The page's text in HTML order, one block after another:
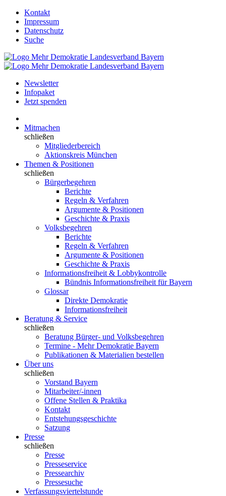
Kontakt
Impressum
Datenschutz
Suche
Newsletter
Infopaket
Jetzt spenden
Mitmachen
schließen
Mitgliederbereich
Aktionskreis München
Themen & Positionen
schließen
Bürgerbegehren
Berichte
Regeln & Verfahren
Argumente & Positionen
Geschichte & Praxis
Volksbegehren
Berichte
Regeln & Verfahren
Argumente & Positionen
Geschichte & Praxis
Informationsfreiheit & Lobbykontrolle
Bündnis Informationsfreiheit für Bayern
Glossar
Direkte Demokratie
Informationsfreiheit
Beratung & Service
schließen
Beratung Bürger- und Volksbegehren
Termine - Mehr Demokratie Bayern
Publikationen & Materialien bestellen
Über uns
schließen
Vorstand Bayern
Mitarbeiter/-innen
Offene Stellen & Praktika
Kontakt
Entstehungsgeschichte
Satzung
Presse
schließen
Presse
Presseservice
Pressearchiv
Pressesuche
Verfassungsviertelstunde